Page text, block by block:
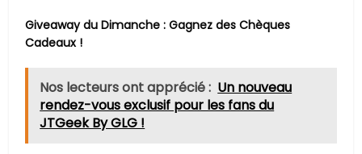
Giveaway du Dimanche : Gagnez des Chèques
Cadeaux !
Nos lecteurs ont apprécié : Un nouveau
rendez-vous exclusif pour les fans du
JTGeek By GLG !